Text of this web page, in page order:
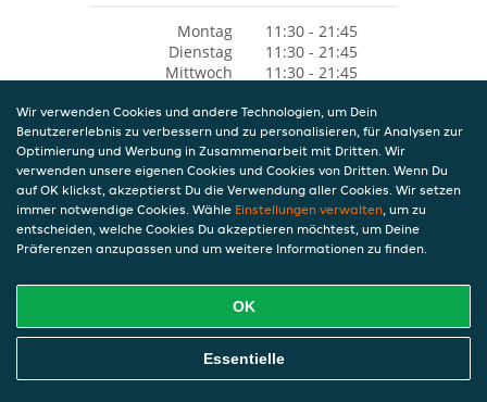
Montag
11:30 - 21:45
Dienstag
11:30 - 21:45
Mittwoch
11:30 - 21:45
Freitag
11:30 - 21:45
Samstag
11:30 - 21:45
Sonntag
11:30 - 21:45
Wir verwenden Cookies und andere Technologien, um Dein
Benutzererlebnis zu verbessern und zu personalisieren, für Analysen zur
Optimierung und Werbung in Zusammenarbeit mit Dritten. Wir
verwenden unsere eigenen Cookies und Cookies von Dritten. Wenn Du
auf OK klickst, akzeptierst Du die Verwendung aller Cookies. Wir setzen
immer notwendige Cookies. Wähle Einstellungen verwalten, um zu
entscheiden, welche Cookies Du akzeptieren möchtest, um Deine
Präferenzen anzupassen und um weitere Informationen zu finden.
OK
Essentielle